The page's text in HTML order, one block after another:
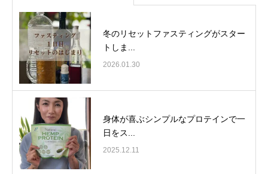
冬のリセットファスティングがスター
トしま...
2026.01.30
身体が喜ぶシンプルなプロテインで一
日をス...
2025.12.11